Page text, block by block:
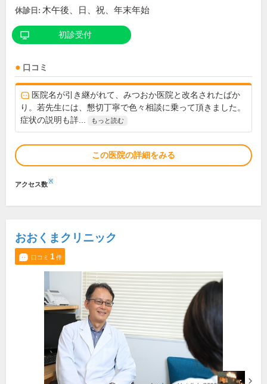
休診日: 木午後、日、祝、年末年始
初診受付
口コミ
医院名が引き継がれて、みつおか医院と改名されたばか
り。若先生には、懇切丁寧で色々相談に乗って頂きました。
症状の説明も詳...
もっと読む
この医院の詳細をみる
アクセス数※
おおくまクリニック
口コミ 1件